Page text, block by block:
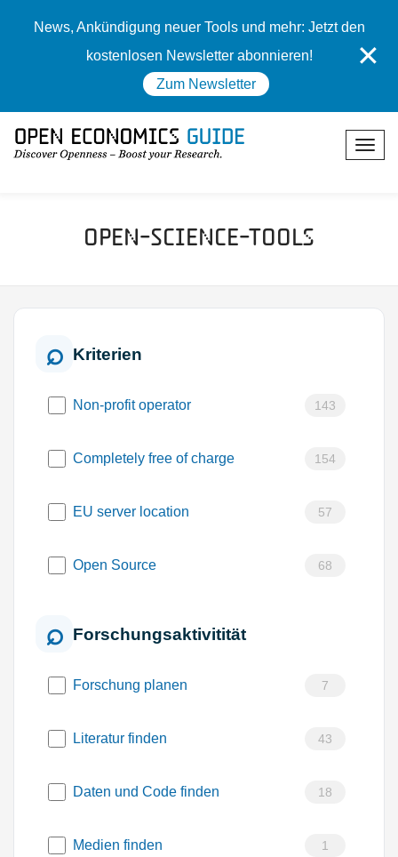
News, Ankündigung neuer Tools und mehr: Jetzt den
kostenlosen Newsletter abonnieren!
Zum Newsletter
✕
Open-Science-Tools
Kriterien
Non-profit operator 143
Completely free of charge 154
EU server location 57
Open Source 68
Forschungsaktivitität
Forschung planen 7
Literatur finden 43
Daten und Code finden 18
Medien finden 1